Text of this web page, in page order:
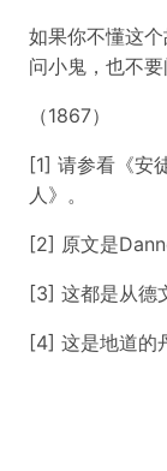
如果你不懂这
问小鬼，也不要
（1867）
[1] 请参看《安
人》。
[2] 原文是
[3] 这都是从德
[4] 这是地道的